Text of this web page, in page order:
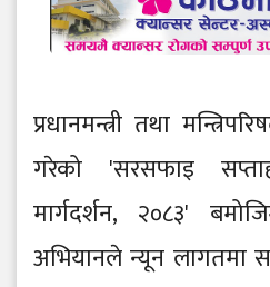
प्रधानमन्त्री तथा
गरेको 'सरसफाइ
मार्गदर्शन, २०८३'
अभियानले न्यून लागतमा